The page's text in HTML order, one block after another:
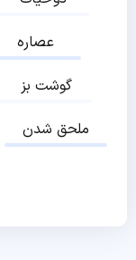
عصاره
گوشت بز
ملحق شدن